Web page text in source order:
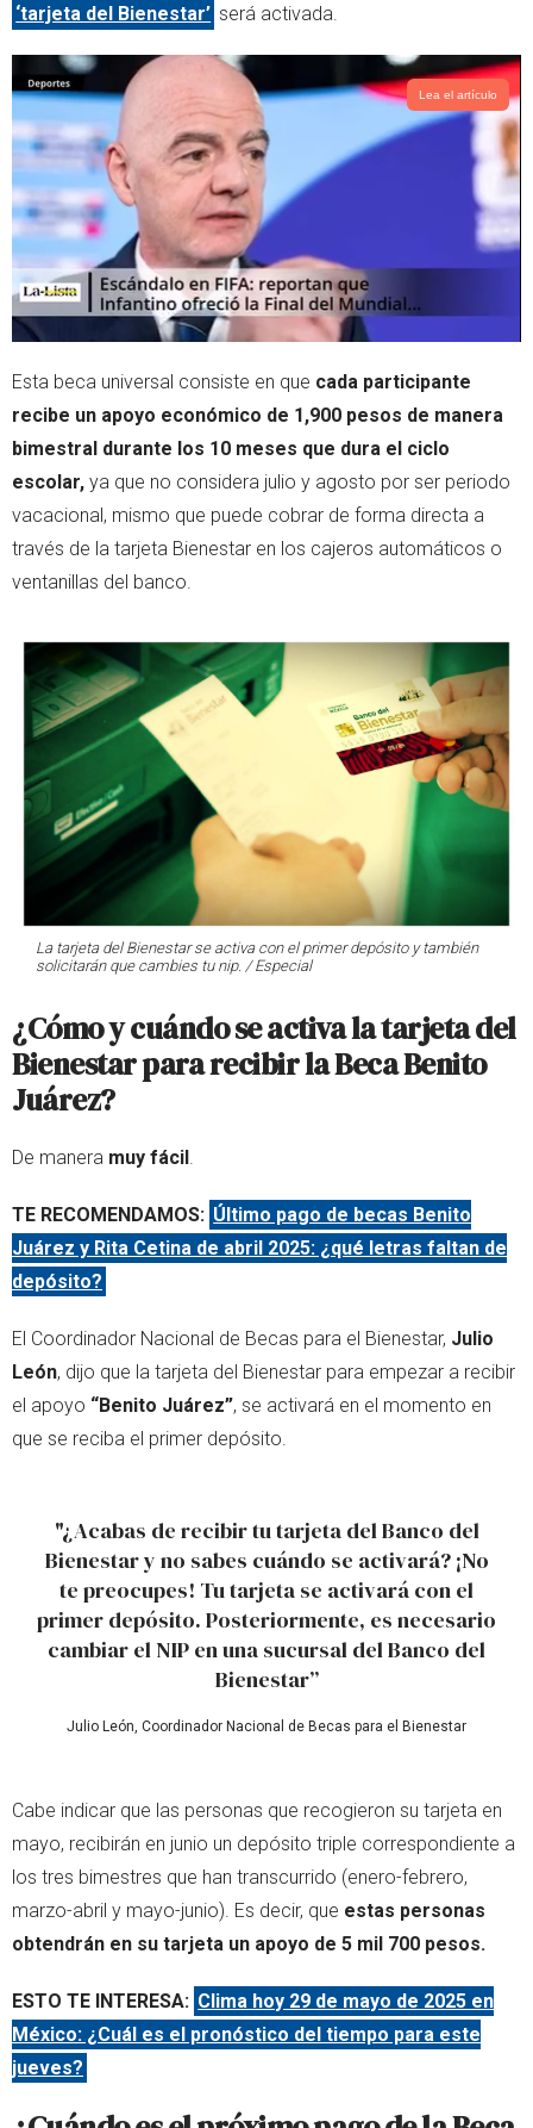
‘tarjeta del Bienestar’ será activada.
Lea el artículo
Esta beca universal consiste en que cada participante
recibe un apoyo económico de 1,900 pesos de manera
bimestral durante los 10 meses que dura el ciclo
escolar, ya que no considera julio y agosto por ser periodo
vacacional, mismo que puede cobrar de forma directa a
través de la tarjeta Bienestar en los cajeros automáticos o
ventanillas del banco.
La tarjeta del Bienestar se activa con el primer depósito y también
solicitarán que cambies tu nip. / Especial
¿Cómo y cuándo se activa la tarjeta del
Bienestar para recibir la Beca Benito
Juárez?
De manera muy fácil
TE RECOMENDAMOS: Último pago de becas Benito
Juárez y Rita Cetina de abril 2025: ¿qué letras faltan de
depósito?
El Coordinador Nacional de Becas para el Bienestar, Julio
León, dijo que la tarjeta del Bienestar para empezar a recibir
el apoyo “Benito Juárez”, se activará en el momento en
que se reciba el primer depósito.
"¿Acabas de recibir tu tarjeta del Banco del
Bienestar y no sabes cuándo se activará? ¡No
te preocupes! Tu tarjeta se activará con el
primer depósito. Posteriormente, es necesario
cambiar el NIP en una sucursal del Banco del
Bienestar”
Julio León, Coordinador Nacional de Becas para el Bienestar
Cabe indicar que las personas que recogieron su tarjeta en
mayo, recibirán en junio un depósito triple correspondiente a
los tres bimestres que han transcurrido (enero-febrero,
marzo-abril y mayo-junio). Es decir, que estas personas
obtendrán en su tarjeta un apoyo de 5 mil 700 pesos.
ESTO TE INTERESA: Clima hoy 29 de mayo de 2025 en
México: ¿Cuál es el pronóstico del tiempo para este
jueves?